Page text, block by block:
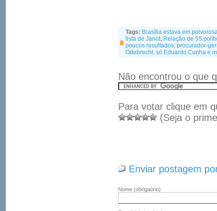
Tags: Brasília estava em
lista de Janot, Relação de 55
poucos resultados; procurador-
Odebrecht, só Eduardo Cunha e
Não encontrou o que
Para votar clique em
(Seja o
Enviar postagem
Nome (obrigaório)